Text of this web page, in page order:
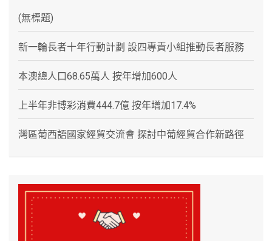
(無標題)
新一輪長者十年行動計劃 設四專責小組推動長者服務
本澳總人口68.65萬人 按年增加600人
上半年非博彩消費444.7億 按年增加17.4%
灣區葡西語國家經貿交流會 探討中葡經貿合作新路徑